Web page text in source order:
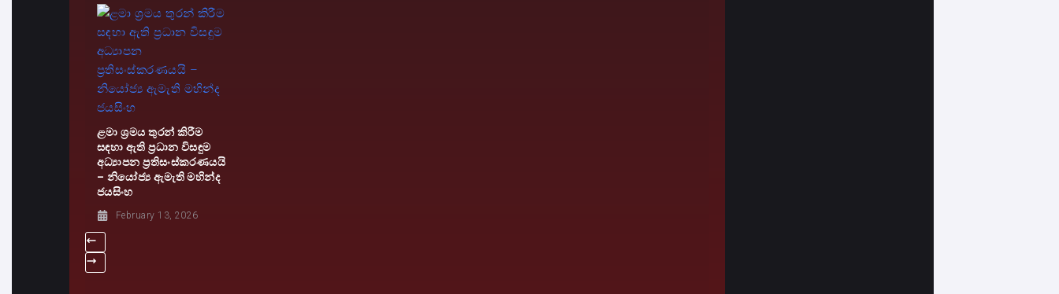
ළමා ශ්‍රමය තුරන් කිරීම
සඳහා ඇති ප්‍රධාන විසඳුම
අධ්‍යාපන ප්‍රතිසංස්කරණයයි
– නියෝජ්‍ය ඇමැති මහින්ද
ජයසිංහ
February 13, 2026